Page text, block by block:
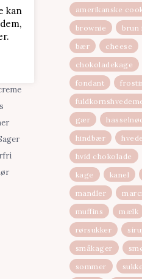
amerikanske
brownie
brun
bær
cheese
chokoladekage
fondant
gær
hindbær
hvid chokolade
kage
kanel
mandler
muffins
mælk
rørsukker
småkager
sommer
kan